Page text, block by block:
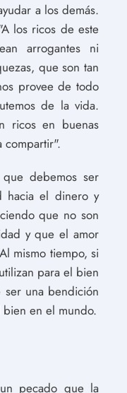
a los demás.
los ricos de este
arrogantes ni
que son tan
provee de todo
de la vida.
ricos en buenas
compartir".
debemos ser
hacia el dinero y
que no son
y que el amor
mismo tiempo, si
para el bien
una bendición
en el mundo.
pecado que la